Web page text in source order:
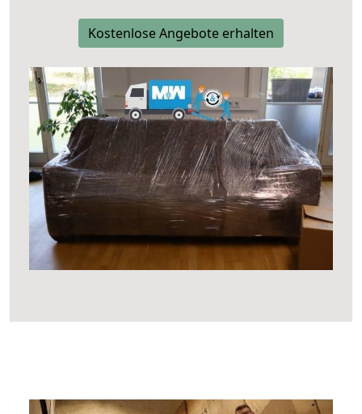
Kostenlose Angebote erhalten